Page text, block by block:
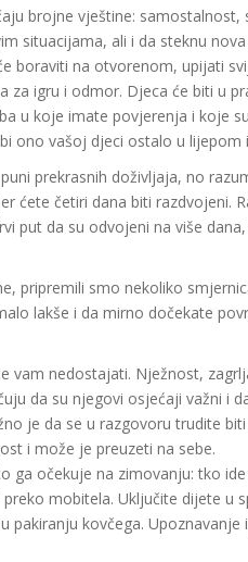
brojne vještine: samostalnost,
situacijama, ali i da steknu
boraviti na otvorenom, upijati
za igru i odmor. Djeca će biti u
u koje imate povjerenja i koje
ono vašoj djeci ostalo u lijepom
prekrasnih doživljaja, no
ćete četiri dana biti razdvojeni.
put da su odvojeni na više
pripremili smo nekoliko
lakše i da mirno dočekate
vam nedostajati. Nježnost,
da su njegovi osjećaji važni i
je da se u razgovoru trudite
i može je preuzeti na sebe.
ga očekuje na zimovanju: tko
mobitela. Uključite dijete u
pakiranju kovčega.